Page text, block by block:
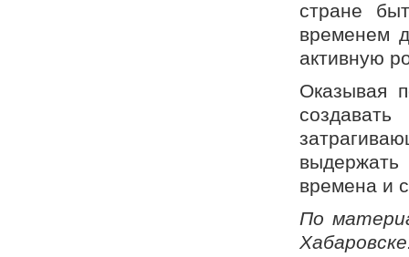
стране
временем
активную
Оказывая
времена и
По